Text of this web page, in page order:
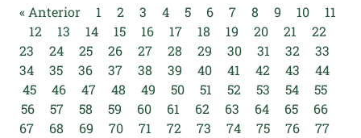
« Anterior 1 2 3 4 5 6 7 8 9 10
11
12
13 14 15 16 17 18 19 20 21
22
23
24 25 26 27 28 29 30 31 32
33
34
35 36 37 38 39 40 41 42 43
44
45
46 47 48 49 50 51 52 53 54
55
56
57 58 59 60 61 62 63 64 65
66
67
68 69 70 71 72 73 74 75 76
77